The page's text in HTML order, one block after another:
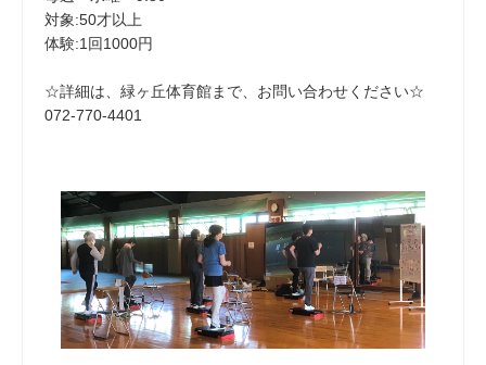
対象:50才以上
体験:1回1000円
☆詳細は、緑ヶ丘体育館まで、お問い合わせください☆
072-770-4401